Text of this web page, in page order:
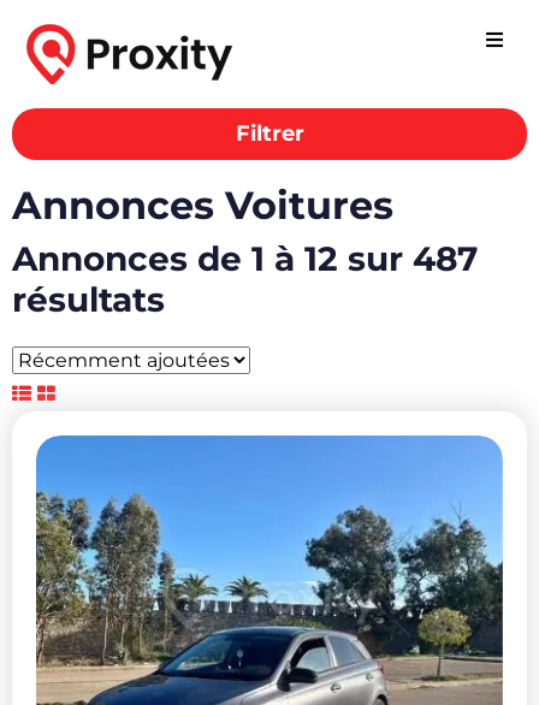
Filtrer
Annonces Voitures
Annonces de 1 à 12 sur 487
résultats